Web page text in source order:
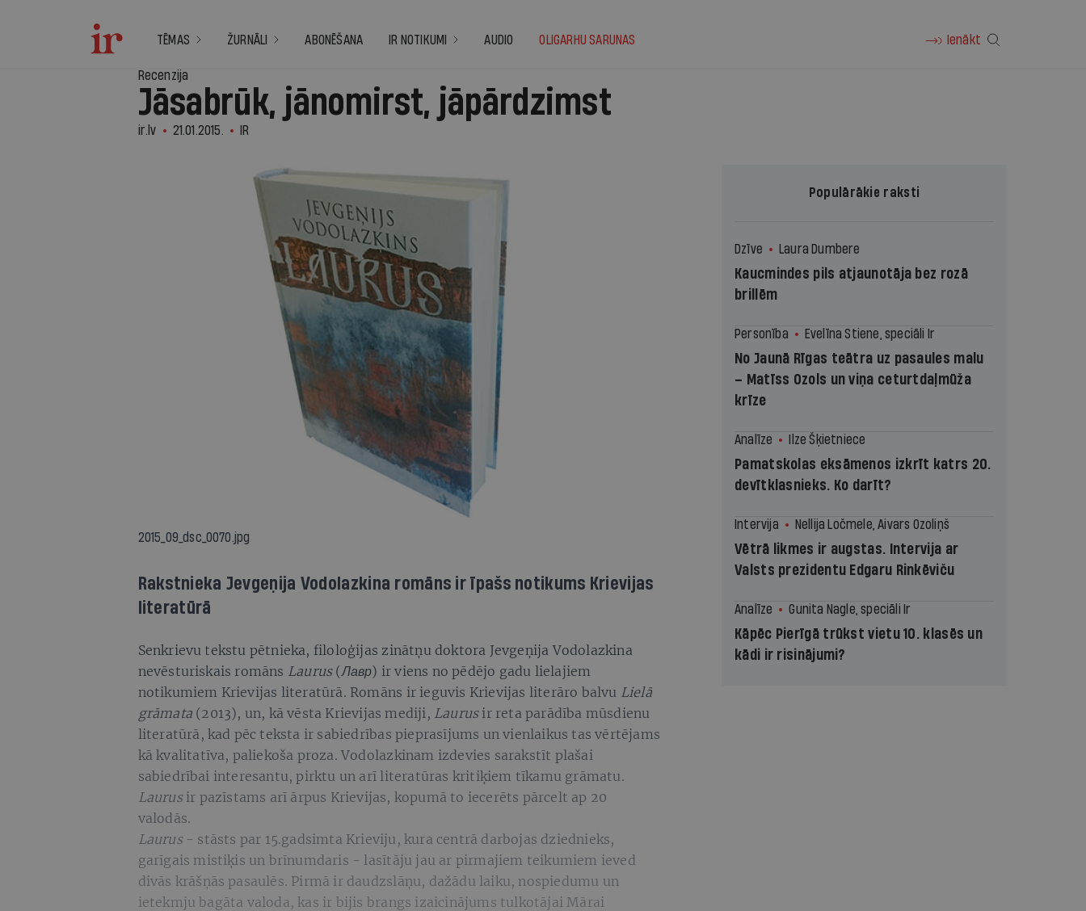
TĒMAS ŽURNĀLI ABONĒŠANA IR NOTIKUMI AUDIO OLIGARHU SARUNAS Ienākt
Recenzija
Jāsabrūk, jānomirst, jāpārdzimst
ir.lv 21.01.2015. IR
2015_09_dsc_0070.jpg
Rakstnieka Jevgeņija Vodolazkina romāns ir īpašs notikums Krievijas
literatūrā
Senkrievu tekstu pētnieka, filoloģijas zinātņu doktora Jevgeņija Vodolazkina
nevēsturiskais romāns Laurus(Лавр) ir viens no pēdējo gadu lielajiem
notikumiem Krievijas literatūrā. Romāns ir ieguvis Krievijas literāro balvu Lielā
grāmata(2013), un, kā vēsta Krievijas mediji, Laurusir reta parādība mūsdienu
literatūrā, kad pēc teksta ir sabiedrības pieprasījums un vienlaikus tas vērtējams
kā kvalitatīva, paliekoša proza. Vodolazkinam izdevies sarakstīt plašai
sabiedrībai interesantu, pirktu un arī literatūras kritiķiem tīkamu grāmatu.
Laurusir pazīstams arī ārpus Krievijas, kopumā to iecerēts pārcelt ap 20
valodās.
Laurus- stāsts par 15.gadsimta Krieviju, kura centrā darbojas dziednieks,
garīgais mistiķis un brīnumdaris - lasītāju jau ar pirmajiem teikumiem ieved
divās krāšņās pasaulēs. Pirmā ir daudzslāņu, dažādu laiku, nospiedumu un
ietekmju bagāta valoda, kas ir bijis brangs izaicinājums tulkotājai Mārai
Populārākie raksti
Dzīve Laura Dumbere
Kaucmindes pils atjaunotāja bez rozā
brillēm
Personība Evelīna Stiene, speciāli Ir
No Jaunā Rīgas teātra uz pasaules malu
– Matīss Ozols un viņa ceturtdaļmūža
krīze
Analīze Ilze Šķietniece
Pamatskolas eksāmenos izkrīt katrs 20.
devītklasnieks. Ko darīt?
Intervija Nellija Ločmele, Aivars Ozoliņš
Vētrā likmes ir augstas. Intervija ar
Valsts prezidentu Edgaru Rinkēviču
Analīze Gunita Nagle, speciāli Ir
Kāpēc Pierīgā trūkst vietu 10. klasēs un
kādi ir risinājumi?